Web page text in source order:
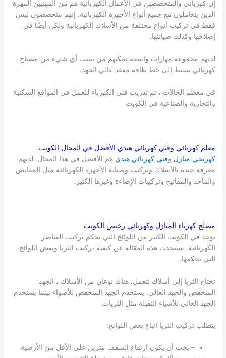
إن كهربائي والمتخصصين في الأعمال الكهربائية هم من المهنيين المهرة
الذين يتعاملون مع جميع أنواع الأجهزة الكهربائية. إنهم متخصصون ليس
فقط في تركيب أنواع مختلفة من الأسلاك الكهربائية ولكن أيضًا في
إصلاحها وكذلك صيانتها.
لديهم مجموعة مهارات واسعة تمكنهم من تثبيت أي شيء من مصباح
كهربائي بسيط إلى خط طاقة معقد عالي الجهد.
في معظم الحالات ، تم تدريب فني الكهرباء للعمل في المواقع السكنية
والتجارية والصناعية في الكويت
معلم كهربائي وفني كهربائي هندي الأفضل في المجال الكويت
كهربجي منازل وفني كهربائي هندي هم الأفضل في هذا المجال. لديهم
معرفة جيدة بالأسلاك وتركيب وصيانة الأجهزة الكهربائية مثل المقابس
والمآخذ والمفاتيح وتركيبات الإضاءة وغيرها الكثير.
مصلح كهرباء المنازل وكهربائي رخيص الكويت
يوجد في الكويت الكثير من اللوائح التي تحكم تركيب العناصر
الكهربائية. ستتحدث هذه المقالة عن كيفية تركيب الثريا وبعض اللوائح
التي تحكمها.
تحتاج الثريا إلى أسلاك لتعمل. هناك نوعان من الأسلاك ، الجهد
المنخفض والجهد العالي. يستخدم الجهد المنخفض للأضواء بينما يستخدم
الجهد العالي للأشياء الثقيلة مثل الثريات.
يتطلب تركيب الثريا اتباع بعض اللوائح:
– يجب أن يكون ارتفاع السقف مترين على الأقل من الأرضية